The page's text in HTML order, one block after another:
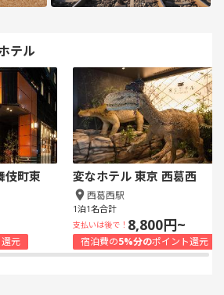
テル
伎町東
元
変なホテル 東京 西葛西
西葛西駅
1泊1名合計
支払いは後で！ 8,800円~
宿泊費の5%分のポイント還元